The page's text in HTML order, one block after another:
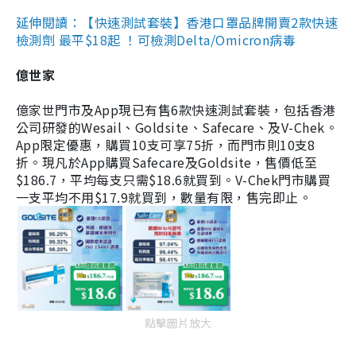
延伸閱讀：【快速測試套裝】香港口罩品牌開賣2款快速
檢測劑 最平$18起 ！可檢測Delta/Omicron病毒
億世家
億家世門市及App現已有售6款快速測試套裝，包括香港
公司研發的Wesail、Goldsite、Safecare、及V-Chek。
App限定優惠，購買10支可享75折，而門市則10支8
折。現凡於App購買Safecare及Goldsite，售價低至
$186.7，平均每支只需$18.6就買到。V-Chek門市購買
一支平均不用$17.9就買到，數量有限，售完即止。
點擊圖片放大